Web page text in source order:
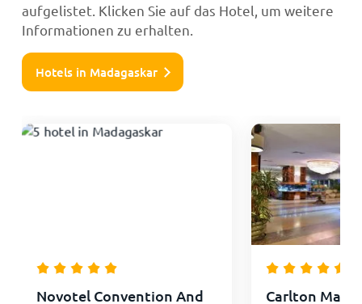
aufgelistet. Klicken Sie auf das Hotel, um weitere
Informationen zu erhalten.
Hotels in Madagaskar
Novotel Convention And
Carlton